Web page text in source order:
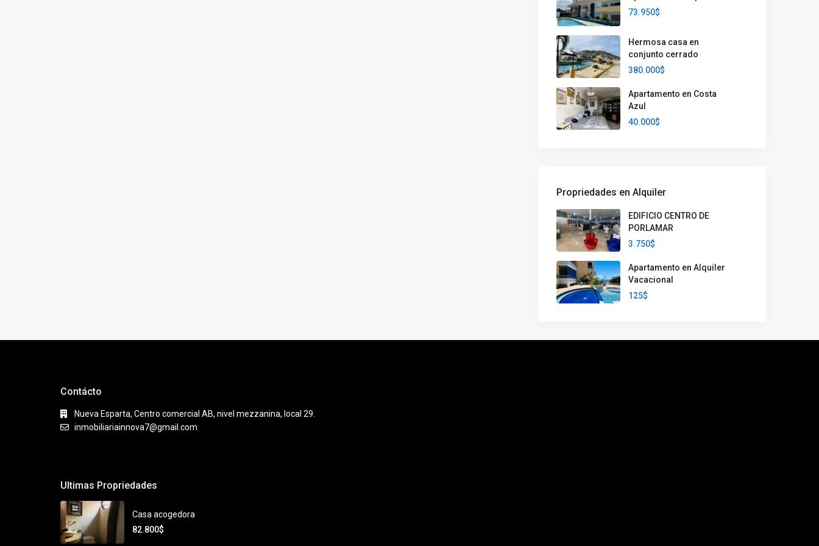
73.950$
Hermosa casa en
conjunto cerrado
380.000$
Apartamento en Costa
Azul
40.000$
Propriedades en Alquiler
EDIFICIO CENTRO DE
PORLAMAR
3.750$
Apartamento en Alquiler
Vacacional
125$
Contácto
Nueva Esparta, Centro comercial AB, nivel mezzanina, local 29.
inmobiliariainnova7@gmail.com
Ultimas Propriedades
Casa acogedora
82.800$